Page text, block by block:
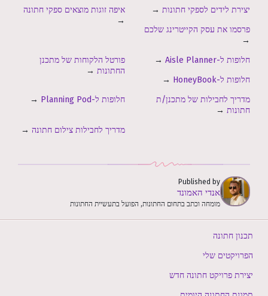
איפה זוגות מוצאים ספקי חתונה
→
יצירת לידים לספקי חתונות →
פרסמו את עסק הקייטרינג שלכם
→
פורטל הלקוחות של מתכנן
החתונות →
חלופות ל-Aisle Planner
→
חלופות ל-HoneyBook
→
חלופות ל-Planning Pod
→
מדריך לחבילות של מתכנן/ת
חתונות →
מדריך לחבילות צילום חתונה →
Published by
אנדי האמונד
מומחה וכתב בתחום החתונות, הפועל בתעשיית החתונות
תכנון חתונה
הפרויקטים שלי
יצירת פרויקט חתונה חדש